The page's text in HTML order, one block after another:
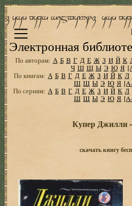
Электронная
По авторам: А Б В Г Д Е Ж З И Й К
Ч Ш Щ Ы Э Ю Я
По книгам: А Б В Г Д Е Ж З И Й К Л
Ш Щ Ы Э Ю Я
По сериям: А Б В Г Д Е Ж З И Й К Л
Ш Щ Ы Э Ю Я
Купер Джилли
скачать книгу